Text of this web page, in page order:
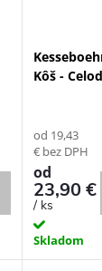
Kôš -
od 19,43
€ bez DPH
od
23,90 €
/ ks
Skladom